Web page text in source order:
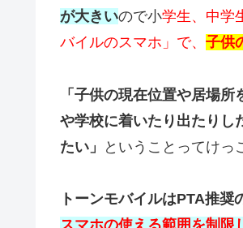
が大きいので小学生、中学
バイルのスマホ」で、 子供
「子供の現在位置や居場
や学校に着いたり出たりし
たい」
ということってけっ
トーンモバイルはPTA推奨
スマホの使える範囲を制限